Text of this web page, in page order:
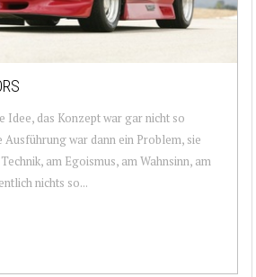
Idee, das Konzept war gar nicht so
Ausführung war dann ein Problem, sie
am Egoismus, am Wahnsinn, am
nichts so...